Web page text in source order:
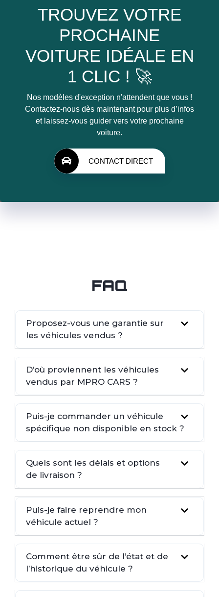
TROUVEZ VOTRE
PROCHAINE
VOITURE IDÉALE EN
1 CLIC ! 🚀
Nos modèles d'exception n'attendent que vous !
Contactez-nous dès maintenant pour plus d’infos
et laissez-vous guider vers votre prochaine
voiture.
CONTACT DIRECT
FAQ
Proposez-vous une garantie sur
les véhicules vendus ?
D’où proviennent les véhicules
vendus par MPRO CARS ?
Puis-je commander un véhicule
spécifique non disponible en stock ?
Quels sont les délais et options
de livraison ?
Puis-je faire reprendre mon
véhicule actuel ?
Comment être sûr de l’état et de
l’historique du véhicule ?